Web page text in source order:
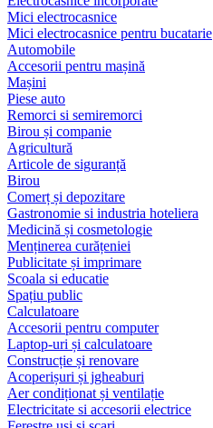
Mici electrocasnice
Mici electrocasnice pentru bucatarie
Automobile
Accesorii pentru mașină
Mașini
Piese auto
Remorci si semiremorci
Birou și companie
Agricultură
Articole de siguranță
Birou
Comerț și depozitare
Gastronomie si industria hoteliera
Medicină și cosmetologie
Menținerea curățeniei
Publicitate și imprimare
Scoala si educatie
Spațiu public
Calculatoare
Accesorii pentru computer
Laptop-uri și calculatoare
Construcție și renovare
Acoperișuri și jgheaburi
Aer condiționat și ventilație
Electricitate si accesorii electrice